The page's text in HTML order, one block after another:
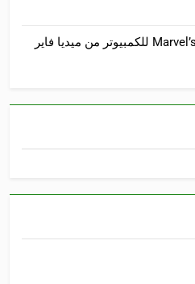
تحميل لعبة Marvel’s Spider Man 2 للكمبيوتر من ميديا فاير